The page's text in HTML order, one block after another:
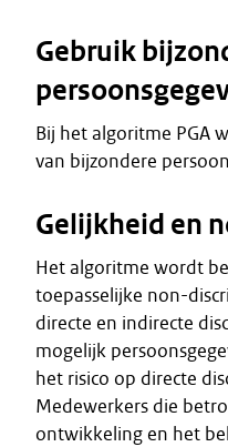
Gebruik
Bij het algoritme PGA
van bijzondere
Gelijkheid en
Het algoritme wordt
toepasselijke non-
directe en indirecte
mogelijk
het risico op directe
Medewerkers die
ontwikkeling en het